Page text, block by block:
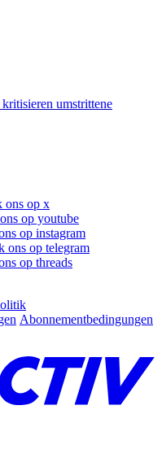
umstrittene
ons op x
op youtube
op instagram
ons op telegram
op threads
Abonnementbedingungen